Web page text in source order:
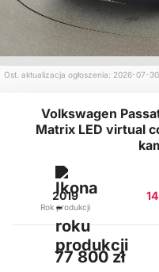
Ost. aktualizacja ogłoszenia: 2026-07-
Volkswagen
Matrix LED virtual
2019
Rok produkcji
77 800 zł